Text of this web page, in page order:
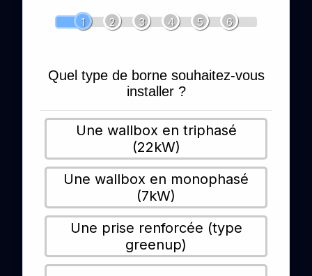
1 2 3 4 5 6
Quel type de borne souhaitez-vous
installer ?
Une wallbox en triphasé
(22kW)
Une wallbox en monophasé
(7kW)
Une prise renforcée (type
greenup)